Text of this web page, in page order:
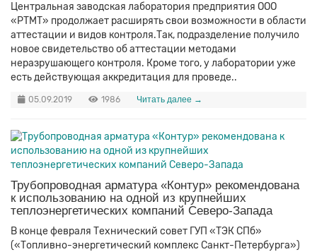
Центральная заводская лаборатория предприятия ООО
«РТМТ» продолжает расширять свои возможности в области
аттестации и видов контроля.Так, подразделение получило
новое свидетельство об аттестации методами
неразрушающего контроля. Кроме того, у лаборатории уже
есть действующая аккредитация для проведе..
05.09.2019 1986 Читать далее →
Трубопроводная арматура «Контур» рекомендована
к использованию на одной из крупнейших
теплоэнергетических компаний Северо-Запада
В конце февраля Технический совет ГУП «ТЭК СПб»
(«Топливно-энергетический комплекс Санкт-Петербурга»)